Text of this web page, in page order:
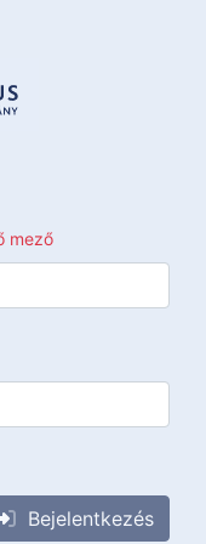
mező
Bejelentkezés